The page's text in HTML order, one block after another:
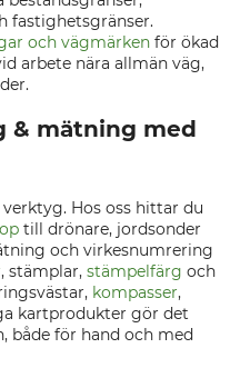
fastighetsgränser.
och vägmärken för ökad
arbete nära allmän väg,
& mätning med
Hos oss hittar du
till drönare, jordsonder
och virkesnumrering
, stämplar, stämpelfärg och
kompasser,
kartprodukter gör det
både för hand och med